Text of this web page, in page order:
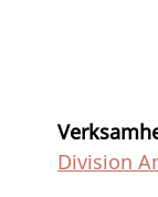
Division